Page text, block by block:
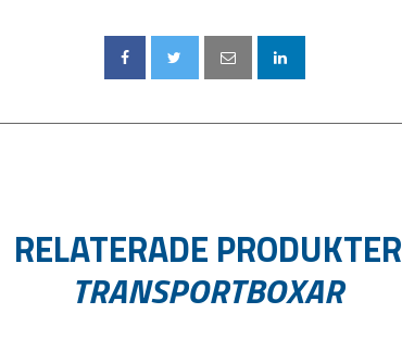
RELATERADE PRODUKTER
TRANSPORTBOXAR